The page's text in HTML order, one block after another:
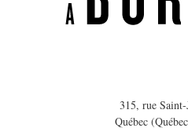
315, rue Saint-
Québec